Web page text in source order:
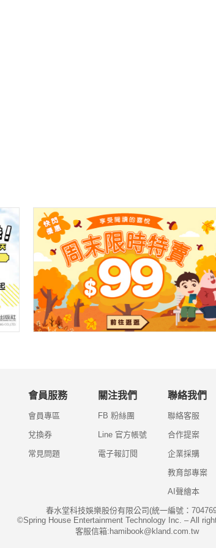
會員服務
會員專區
兌換券
常見問題
關注我們
FB 粉絲團
Line 官方帳號
電子報訂閱
聯絡我們
聯絡客服
合作提案
企業採購
教育部專案
AI聲繪本
春水堂科技娛樂股份有限公司(統一編號：
©Spring House Entertainment Technology Inc. – All
客服信箱:hamibook@kland.com.tw